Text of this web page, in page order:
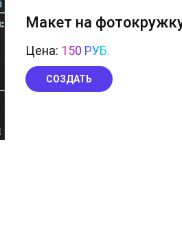
Макет на
Цена: 150 РУБ.
СОЗДАТЬ